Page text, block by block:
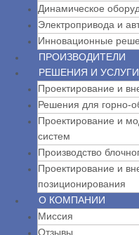
Динамическое
Электропривода и
Инновационные
ПРОИЗВОДИТЕЛИ
РЕШЕНИЯ И УСЛУГИ
Проектирование и
Решения для горно-
Проектирование и
систем
Производство
Проектирование и
позиционирования
О КОМПАНИИ
Миссия
Отзывы